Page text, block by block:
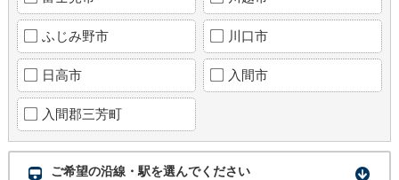
ふじみ野市 川口市
日高市 入間市
入間郡三芳町
ご希望の沿線・駅を選んでください